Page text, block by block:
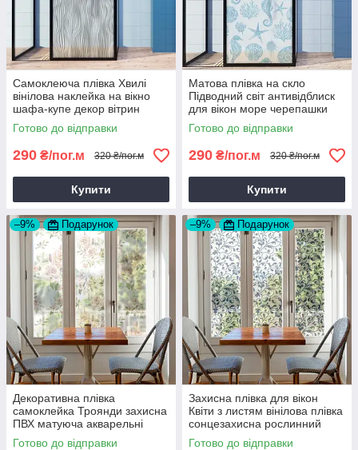
Самоклеюча плівка Хвилі
вінілова наклейка на вікно
шафа-купе декор вітрин
перегородок лінії 1 пог.м
Готово до відправки
290 ₴/пог.м 320 ₴/пог.м
Купити
Матова плівка на скло
Підводний світ антивідблиск
для вікон море черепашки
морський коник 1 пог.м
Готово до відправки
290 ₴/пог.м 320 ₴/пог.м
Купити
–9% Подарунок
Декоративна плівка
самоклейка Троянди захисна
ПВХ матуюча акварельні
квіти пишні троянди 1 пог.м
Готово до відправки
–9% Подарунок
Захисна плівка для вікон
Квіти з листям вінілова плівка
сонцезахисна рослинний
орнамент 1 пог.м
Готово до відправки